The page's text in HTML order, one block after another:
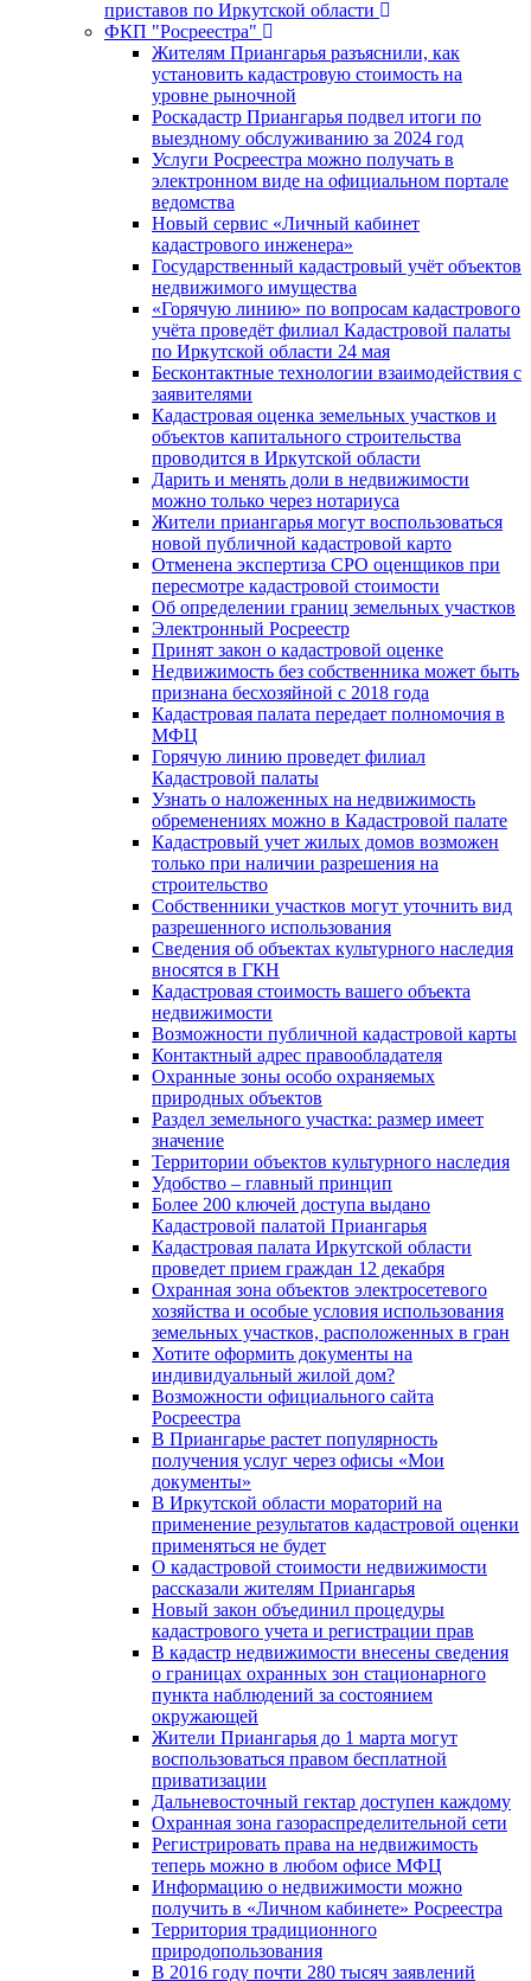
приставов по Иркутской области
ФКП "Росреестра"
Жителям Приангарья разъяснили, как
установить кадастровую стоимость на
уровне рыночной
Роскадастр Приангарья подвел итоги по
выездному обслуживанию за 2024 год
Услуги Росреестра можно получать в
электронном виде на официальном портале
ведомства
Новый сервис «Личный кабинет
кадастрового инженера»
Государственный кадастровый учёт объектов
недвижимого имущества
«Горячую линию» по вопросам кадастрового
учёта проведёт филиал Кадастровой палаты
по Иркутской области 24 мая
Бесконтактные технологии взаимодействия с
заявителями
Кадастровая оценка земельных участков и
объектов капитального строительства
проводится в Иркутской области
Дарить и менять доли в недвижимости
можно только через нотариуса
Жители приангарья могут воспользоваться
новой публичной кадастровой карто
Отменена экспертиза СРО оценщиков при
пересмотре кадастровой стоимости
Об определении границ земельных участков
Электронный Росреестр
Принят закон о кадастровой оценке
Недвижимость без собственника может быть
признана бесхозяйной с 2018 года
Кадастровая палата передает полномочия в
МФЦ
Горячую линию проведет филиал
Кадастровой палаты
Узнать о наложенных на недвижимость
обременениях можно в Кадастровой палате
Кадастровый учет жилых домов возможен
только при наличии разрешения на
строительство
Собственники участков могут уточнить вид
разрешенного использования
Сведения об объектах культурного наследия
вносятся в ГКН
Кадастровая стоимость вашего объекта
недвижимости
Возможности публичной кадастровой карты
Контактный адрес правообладателя
Охранные зоны особо охраняемых
природных объектов
Раздел земельного участка: размер имеет
значение
Территории объектов культурного наследия
Удобство – главный принцип
Более 200 ключей доступа выдано
Кадастровой палатой Приангарья
Кадастровая палата Иркутской области
проведет прием граждан 12 декабря
Охранная зона объектов электросетевого
хозяйства и особые условия использования
земельных участков, расположенных в гран
Хотите оформить документы на
индивидуальный жилой дом?
Возможности официального сайта
Росреестра
В Приангарье растет популярность
получения услуг через офисы «Мои
документы»
В Иркутской области мораторий на
применение результатов кадастровой оценки
применяться не будет
О кадастровой стоимости недвижимости
рассказали жителям Приангарья
Новый закон объединил процедуры
кадастрового учета и регистрации прав
В кадастр недвижимости внесены сведения
о границах охранных зон стационарного
пункта наблюдений за состоянием
окружающей
Жители Приангарья до 1 марта могут
воспользоваться правом бесплатной
приватизации
Дальневосточный гектар доступен каждому
Охранная зона газораспределительной сети
Регистрировать права на недвижимость
теперь можно в любом офисе МФЦ
Информацию о недвижимости можно
получить в «Личном кабинете» Росреестра
Территория традиционного
природопользования
В 2016 году почти 280 тысяч заявлений